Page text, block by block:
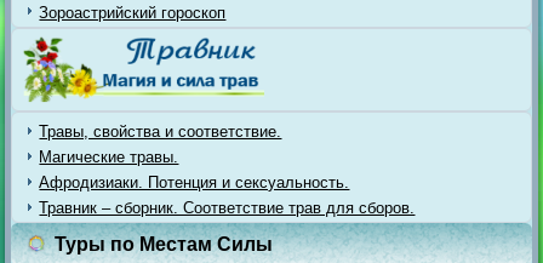
Зороастрийский гороскоп
Травы, свойства и соответствие.
Магические травы.
Афродизиаки. Потенция и сексуальность.
Травник – сборник. Соответствие трав для сборов.
Туры по Местам Силы